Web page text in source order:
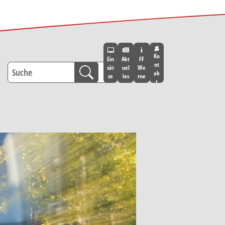
Ein
sät
ze
Akt
uel
les
FF
We
rne
Ko
nt
ak
t